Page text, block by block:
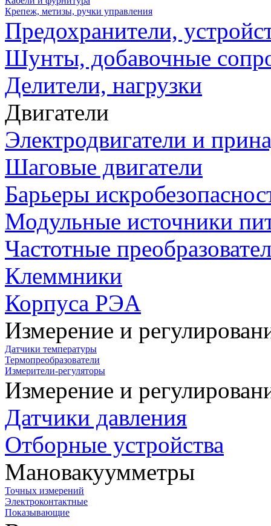
Крепеж, метизы, ручки управления
Предохранители,
Шунты, добавочные
Делители, нагрузки
Двигатели
Электродвигатели и
Шаговые двигатели
Барьеры
Модульные источники
Частотные
Клеммники
Корпуса РЭА
Измерение и
Датчики температуры
Термопреобразователи
Измерители-регуляторы
Измерение и
Датчики давления
Отборные устройства
Мановакуумметры
Точных измерений
Электроконтактные
Показывающие